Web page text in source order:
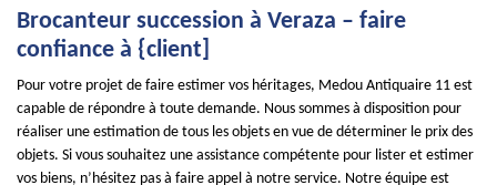
Brocanteur succession à Veraza – faire
confiance à {client]
Pour votre projet de faire estimer vos héritages, Medou Antiquaire 11 est
capable de répondre à toute demande. Nous sommes à disposition pour
réaliser une estimation de tous les objets en vue de déterminer le prix des
objets. Si vous souhaitez une assistance compétente pour lister et estimer
vos biens, n’hésitez pas à faire appel à notre service. Notre équipe est